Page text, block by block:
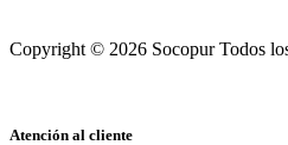
Copyright © 2026 Socopur
Atención al cliente